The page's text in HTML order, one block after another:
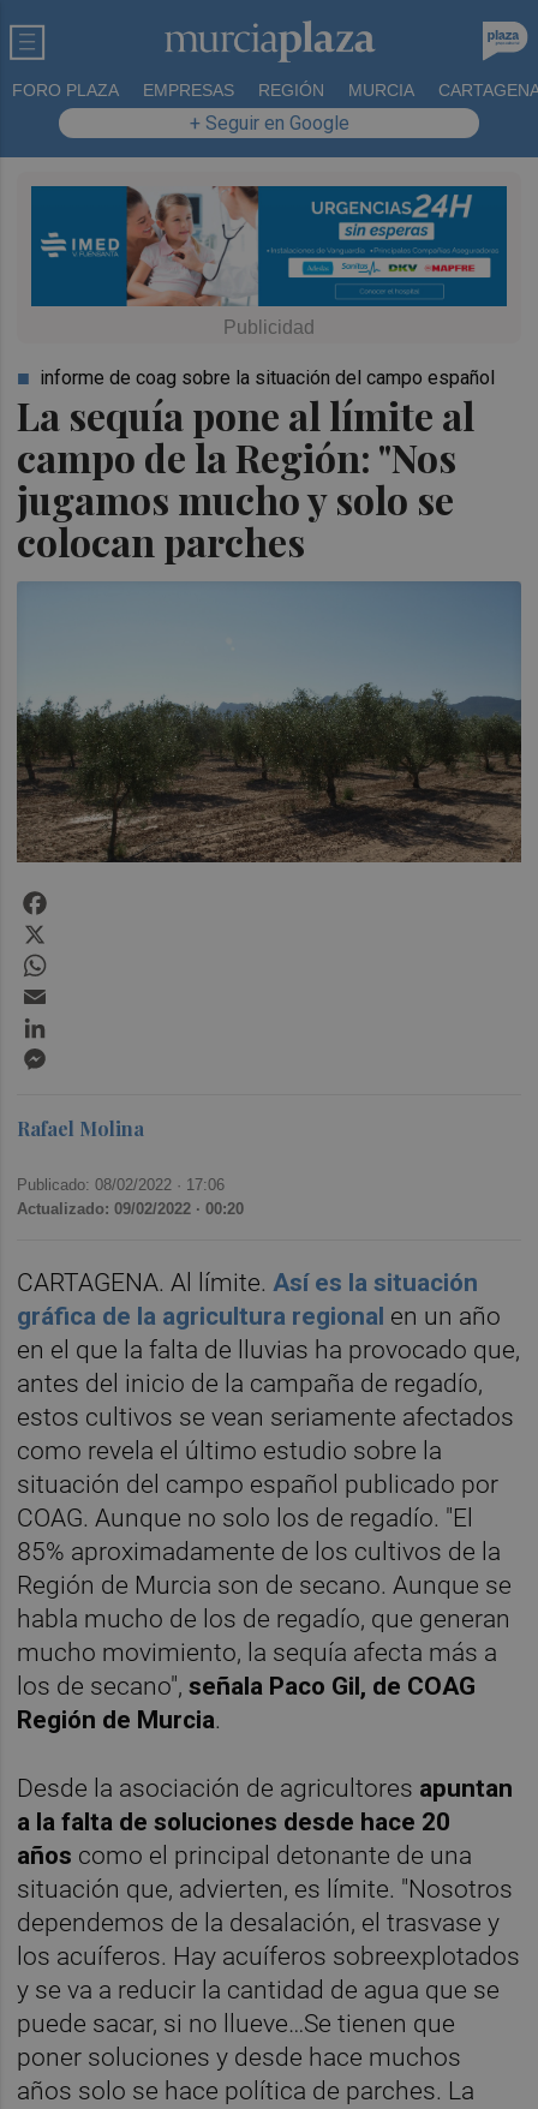
FORO PLAZA EMPRESAS REGIÓN MURCIA
+ Seguir en Google
La sequía pone al límite al
campo de la Región: "Nos
jugamos mucho y solo se
colocan parches
informe de coag sobre la situación del campo español
Rafael Molina
Publicado: 08/02/2022 · 17:06
Actualizado: 09/02/2022 · 00:20
CARTAGENA. Al límite.Así es la situación
gráfica de la agricultura regional en un año
en el que la falta de lluvias ha provocado que,
antes del inicio de la campaña de regadío,
estos cultivos se vean seriamente afectados
como revela el último estudio sobre la
situación del campo español publicado por
COAG. Aunque no solo los de regadío. "El
85% aproximadamente de los cultivos de la
Región de Murcia son de secano. Aunque se
habla mucho de los de regadío, que generan
mucho movimiento, la sequía afecta más a
los de secano",señala Paco Gil, de COAG
Región de Murcia.
Desde la asociación de agricultores apuntan
a la falta de soluciones desde hace 20
años como el principal detonante de una
situación que, advierten, es límite. "Nosotros
dependemos de la desalación, el trasvase y
los acuíferos. Hay acuíferos sobreexplotados
y se va a reducir la cantidad de agua que se
puede sacar, si no llueve…Se tienen que
poner soluciones y desde hace muchos
años solo se hace política de parches. La